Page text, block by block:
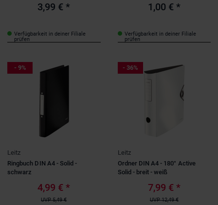
3,99 € *
Verfügbarkeit in deiner Filiale
prüfen
1,00 € *
Verfügbarkeit in deiner Filiale
prüfen
- 9%
Leitz
Ringbuch DIN A4 - Solid -
schwarz
4,99 € *
UVP 5,49 €
- 36%
Leitz
Ordner DIN A4 - 180° Active
Solid - breit - weiß
7,99 € *
UVP 12,49 €